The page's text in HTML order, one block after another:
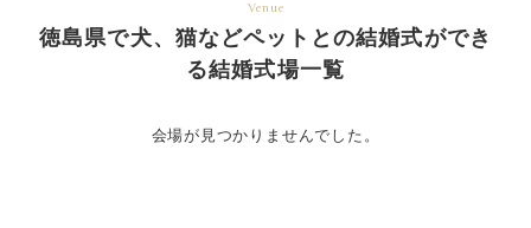
Venue
徳島県で犬、猫などペットとの結婚式ができ
る結婚式場一覧
会場が見つかりませんでした。